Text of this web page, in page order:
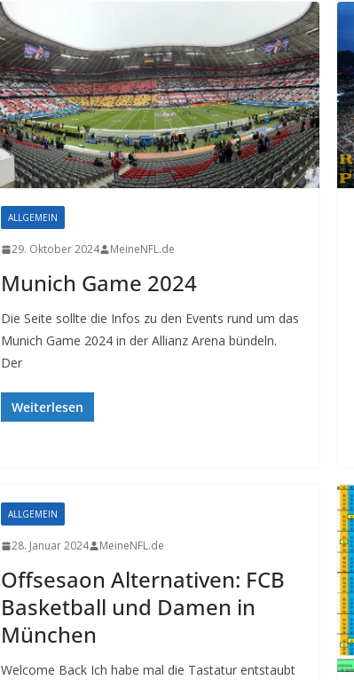
ALLGEMEIN
29. Oktober 2024 MeineNFL.de
Munich Game 2024
Die Seite sollte die Infos zu den Events rund um das
Munich Game 2024 in der Allianz Arena bündeln.
Der
Weiterlesen
ALLGEMEIN
28. Januar 2024 MeineNFL.de
Offsesaon Alternativen: FCB
Basketball und Damen in
München
Welcome Back Ich habe mal die Tastatur entstaubt